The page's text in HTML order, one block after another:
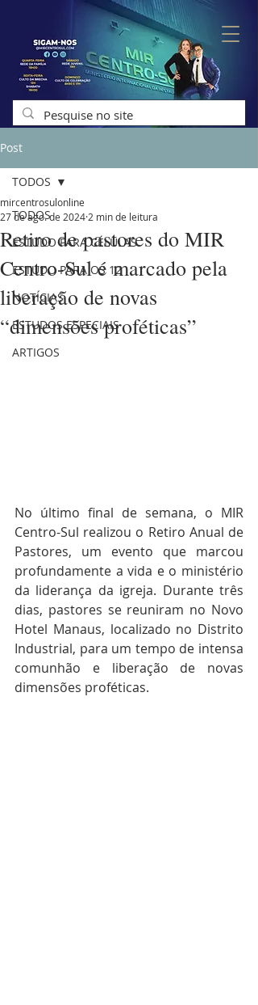
Post
TODOS
ESTUDO PARA CÉLULAS
ESTUDO PARA OS 12
NOTÍCIAS
ESTUDOS ESPECIAIS
ARTIGOS
TODOS
Retiro de pastores do MIR
Centro-Sul é marcado pela
liberação de novas
“dimensões proféticas”
mircentrosulonline
27 de ago. de 2024 2 min de leitura
No último final de semana, o MIR
Centro-Sul realizou o Retiro Anual de
Pastores, um evento que marcou
profundamente a vida e o ministério
da liderança da igreja. Durante três
dias, pastores se reuniram no Novo
Hotel Manaus, localizado no Distrito
Industrial, para um tempo de intensa
comunhão e liberação de novas
dimensões proféticas.